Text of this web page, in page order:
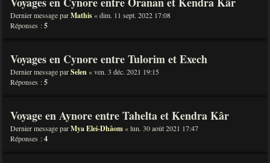
Dernier message parMathis «dim. 11 sept. 2022 17:08
Réponses :5
Voyages en Cynore entre Tulorim et Exech
Dernier message parSelen «ven. 3 déc. 2021 19:15
Réponses :5
Voyage en Aynore entre Tahelta et Kendra Kâr
Dernier message parMya Elei-Dhâom «lun. 30 août 2021 17:47
Réponses :4